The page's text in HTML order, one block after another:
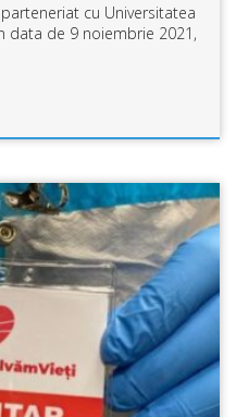
cu Universitatea
data de 9 noiembrie 2021,